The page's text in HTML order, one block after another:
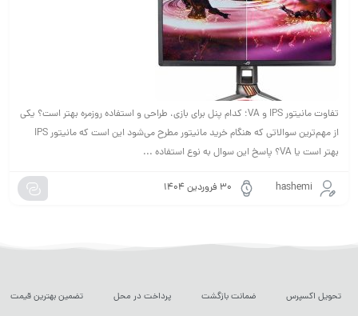
تفاوت مانیتور IPS و VA؛ کدام پنل برای بازی، طراحی و استفاده روزمره بهتر است؟ یکی
از مهم‌ترین سوالاتی که هنگام خرید مانیتور مطرح می‌شود این است که مانیتور IPS
بهتر است یا VA؟ پاسخ این سوال به نوع استفاده ...
hashemi ۳۰ فروردین ۱۴۰۴
تحویل اکسپرس ضمانت بازگشت پرداخت در محل تضمین بهترین قیمت